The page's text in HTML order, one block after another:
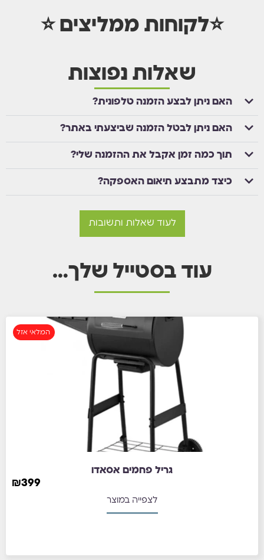
⭐לקוחות ממליצים ⭐
שאלות נפוצות
האם ניתן לבצע הזמנה טלפונית?
האם ניתן לבטל הזמנה שביצעתי באתר?
תוך כמה זמן אקבל את ההזמנה שלי?
כיצד מתבצע תיאום האספקה?
לעוד שאלות ותשובות
עוד בסטייל שלך…
המלאי אזל
גריל פחמים אסאדו
₪399
לצפייה במוצר